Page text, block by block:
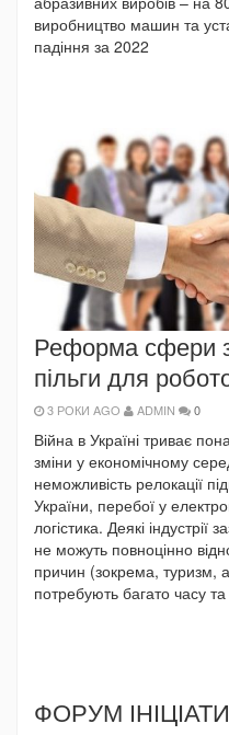
виробництво машин та
падіння за 2022
Реформа сфери
пільги для
3 РОКИ AGO ADMIN 0
Війна в Україні триває
зміни у економічному
неможливість релокації
України, перебої у
логістика. Деякі
не можуть повноцінно
причин (зокрема, туризм,
потребують багато часу
ФОРУМ